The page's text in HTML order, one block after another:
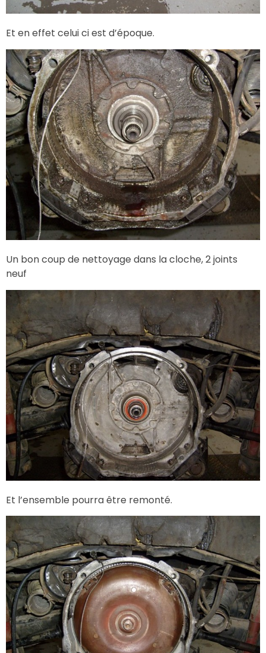
Et en effet celui ci est d’époque.
Un bon coup de nettoyage dans la cloche, 2 joints
neuf
Et l’ensemble pourra être remonté.